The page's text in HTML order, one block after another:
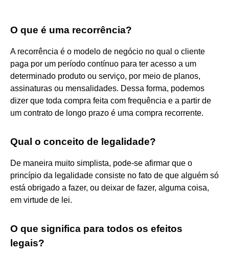
O que é uma recorrência?
A recorrência é o modelo de negócio no qual o cliente
paga por um período contínuo para ter acesso a um
determinado produto ou serviço, por meio de planos,
assinaturas ou mensalidades. Dessa forma, podemos
dizer que toda compra feita com frequência e a partir de
um contrato de longo prazo é uma compra recorrente.
Qual o conceito de legalidade?
De maneira muito simplista, pode-se afirmar que o
princípio da legalidade consiste no fato de que alguém só
está obrigado a fazer, ou deixar de fazer, alguma coisa,
em virtude de lei.
O que significa para todos os efeitos
legais?